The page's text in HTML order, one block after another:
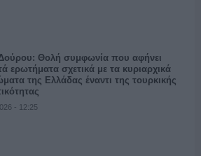
Θολή συμφωνία που αφήνει
ερωτήματα σχετικά με τα κυριαρχικά
της Ελλάδας έναντι της τουρκικής
- 12:25